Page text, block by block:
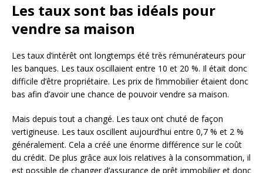
Les taux sont bas idéals pour
vendre sa maison
Les taux d’intérêt ont longtemps été très rémunérateurs pour
les banques. Les taux oscillaient entre 10 et 20 %. Il était donc
difficile d’être propriétaire. Les prix de l’immobilier étaient donc
bas afin d’avoir une chance de pouvoir vendre sa maison.
Mais depuis tout a changé. Les taux ont chuté de façon
vertigineuse. Les taux oscillent aujourd’hui entre 0,7 % et 2 %
généralement. Cela a créé une énorme différence sur le coût
du crédit. De plus grâce aux lois relatives à la consommation, il
est possible de changer d’assurance de prêt immobilier et donc